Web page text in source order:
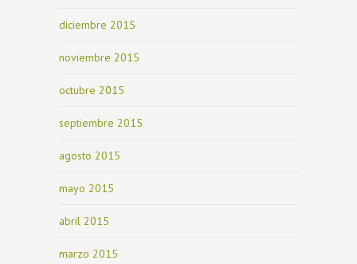
diciembre 2015
noviembre 2015
octubre 2015
septiembre 2015
agosto 2015
mayo 2015
abril 2015
marzo 2015